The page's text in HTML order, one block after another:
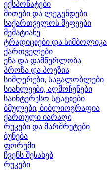
ექსპონატები
მითები და ლეგენდები
საქართველოს მეფეები
მემატიანე
ტრადიციები და სიმბოლიკა
ქართველები
ენა და დამწერლობა
პროზა და პოეზია
სიმღერები, საგალობლები
სიახლეები, აღმოჩენები
საინტერესო სტატიები
ბმულები, ბიბლიოგრაფია
ქართული იარაღი
რუკები და მარშრუტები
ბუნება
ფორუმი
ჩვენს შესახებ
რუკები